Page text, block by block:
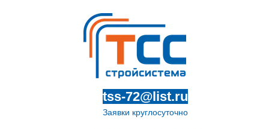
tss-72@list.ru
Заявки круглосуточно